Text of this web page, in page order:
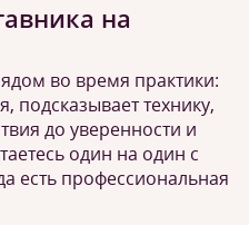
на
во время практики:
подсказывает технику,
до уверенности и
один на один с
есть профессиональная